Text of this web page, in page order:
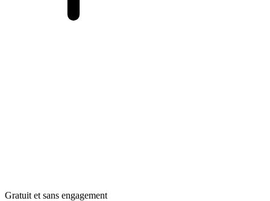
Gratuit et sans engagement